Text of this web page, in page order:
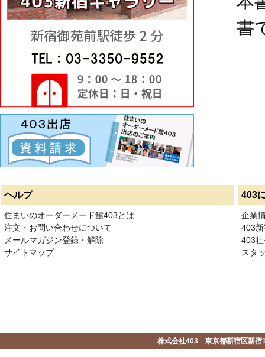
書
ヘルプ 403
住まいのオーダーメード館403とは
注文・お問い合わせについて
メールマガジン登録・解除
サイトマップ
企業
403
403
スタ
株式会社403 東京都新宿区新